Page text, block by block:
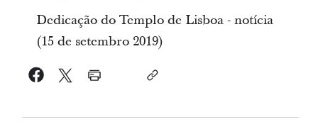
Dedicação do Templo de Lisboa - notícia
(15 de setembro 2019)